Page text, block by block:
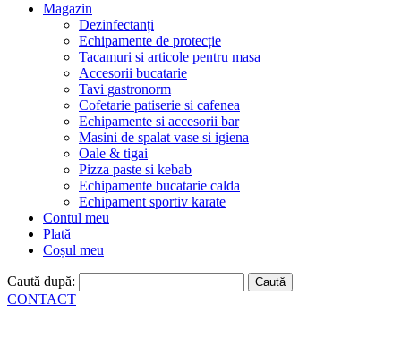
Magazin
Dezinfectanți
Echipamente de protecție
Tacamuri si articole pentru masa
Accesorii bucatarie
Tavi gastronorm
Cofetarie patiserie si cafenea
Echipamente si accesorii bar
Masini de spalat vase si igiena
Oale & tigai
Pizza paste si kebab
Echipamente bucatarie calda
Echipament sportiv karate
Contul meu
Plată
Coșul meu
Caută după:
CONTACT